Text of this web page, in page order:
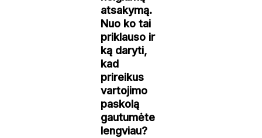
atsakymą.
Nuo ko tai
priklauso ir
ką daryti,
kad
prireikus
vartojimo
paskolą
gautumėte
lengviau?